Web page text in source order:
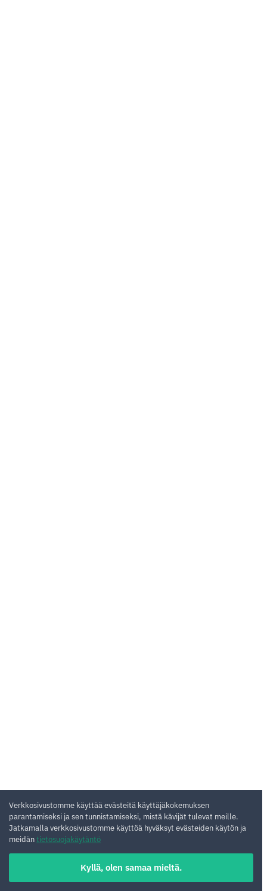
Verkkosivustomme käyttää evästeitä käyttäjäkokemuksen
parantamiseksi ja sen tunnistamiseksi, mistä kävijät tulevat meille.
Jatkamalla verkkosivustomme käyttöä hyväksyt evästeiden käytön ja
meidäntietosuojakäytäntö
Kyllä, olen samaa mieltä.